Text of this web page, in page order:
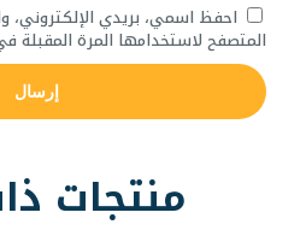
احفظ اسمي، بريدي الإلكتروني،
المتصفح لاستخدامها المرة المقبلة
منتجات